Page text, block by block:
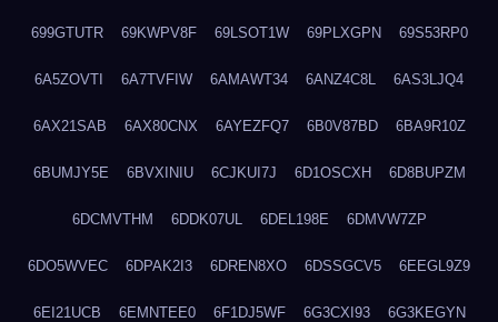
699GTUTR 69KWPV8F 69LSOT1W 69PLXGPN 69S53RP0
6A5ZOVTI 6A7TVFIW 6AMAWT34 6ANZ4C8L 6AS3LJQ4
6AX21SAB 6AX80CNX 6AYEZFQ7 6B0V87BD 6BA9R10Z
6BUMJY5E 6BVXINIU 6CJKUI7J 6D1OSCXH 6D8BUPZM
6DCMVTHM 6DDK07UL 6DEL198E 6DMVW7ZP
6DO5WVEC 6DPAK2I3 6DREN8XO 6DSSGCV5 6EEGL9Z9
6EI21UCB 6EMNTEE0 6F1DJ5WF 6G3CXI93 6G3KEGYN